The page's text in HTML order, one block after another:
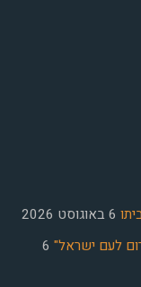
6 באוגוסט 2026
לעם ישראל" 6